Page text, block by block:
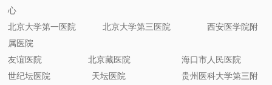
心
北京大学第一医院 北京大学第三医院 西安医学院附
属医院
友谊医院 北京藏医院 海口市人民医院
世纪坛医院 天坛医院 贵州医科大学第三附